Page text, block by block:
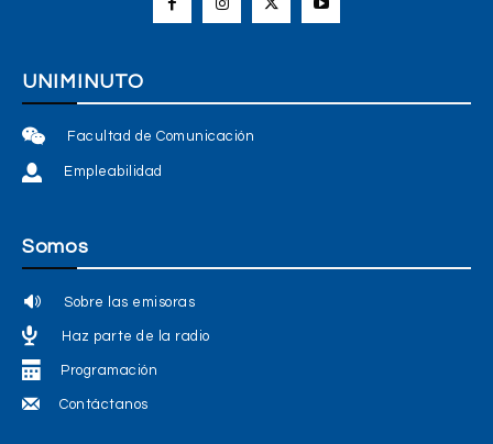
UNIMINUTO
Facultad de Comunicación
Empleabilidad
Somos
Sobre las emisoras
Haz parte de la radio
Programación
Contáctanos